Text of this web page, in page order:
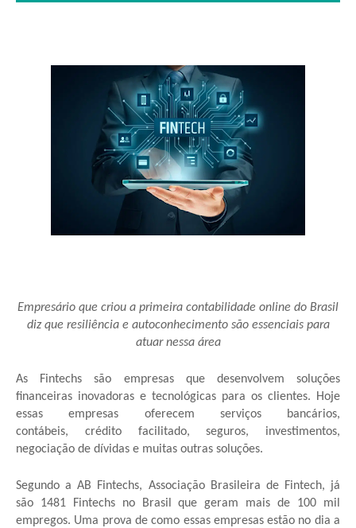
Empresário que criou a primeira contabilidade online do Brasil
diz que resiliência e autoconhecimento são essenciais para
atuar nessa área
As Fintechs são empresas que desenvolvem soluções
financeiras inovadoras e tecnológicas para os clientes. Hoje
essas empresas oferecem serviços bancários,
contábeis, crédito facilitado, seguros, investimentos,
negociação de dívidas e muitas outras soluções.
Segundo a AB Fintechs, Associação Brasileira de Fintech, já
são 1481 Fintechs no Brasil que geram mais de 100 mil
empregos. Uma prova de como essas empresas estão no dia a